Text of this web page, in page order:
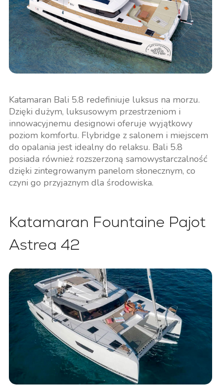
Katamaran Bali 5.8 redefiniuje luksus na morzu.
Dzięki dużym, luksusowym przestrzeniom i
innowacyjnemu designowi oferuje wyjątkowy
poziom komfortu. Flybridge z salonem i miejscem
do opalania jest idealny do relaksu. Bali 5.8
posiada również rozszerzoną samowystarczalność
dzięki zintegrowanym panelom słonecznym, co
czyni go przyjaznym dla środowiska.
Katamaran Fountaine Pajot
Astrea 42